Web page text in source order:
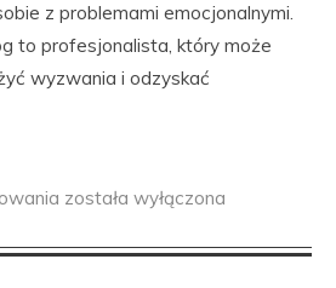
z problemami emocjonalnymi.
to profesjonalista, który może
wyzwania i odzyskać
została wyłączona